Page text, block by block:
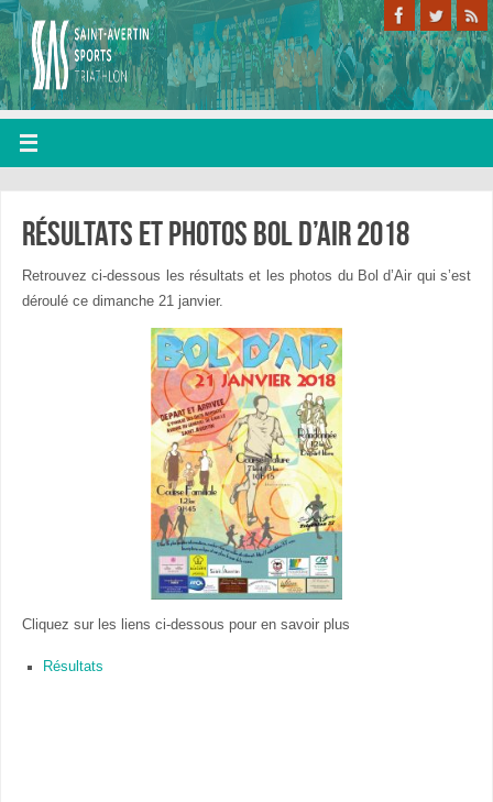
Résultats et photos bol d’air 2018
Retrouvez ci-dessous les résultats et les photos du Bol d’Air qui s’est
déroulé ce dimanche 21 janvier.
Cliquez sur les liens ci-dessous pour en savoir plus
Résultats